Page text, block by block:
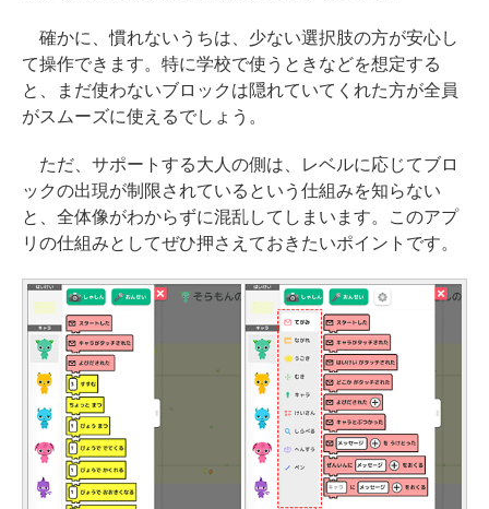
確かに、慣れないうちは、少ない選択肢の方が安心し
て操作できます。特に学校で使うときなどを想定する
と、まだ使わないブロックは隠れていてくれた方が全員
がスムーズに使えるでしょう。
ただ、サポートする大人の側は、レベルに応じてブロ
ックの出現が制限されているという仕組みを知らない
と、全体像がわからずに混乱してしまいます。このアプ
リの仕組みとしてぜひ押さえておきたいポイントです。